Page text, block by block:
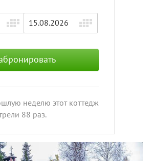
неделю этот коттедж
88 раз.